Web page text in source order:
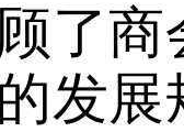
顾了商
的发展